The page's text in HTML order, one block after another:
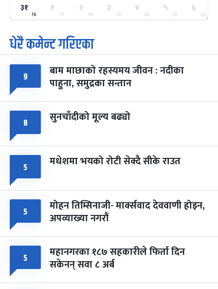
२५
मंगल
ग्याल्पो ल्होसार
फाल्गुन २५, २०८३ Mar 9, 2027
७ महिना बाँकी
७
आइत
पूर्णिमा व्रत
चैत्र ७, २०८३-Mar 21, 2027
८ फागुपूर्णिमा
चैत्र ८, २०८३-Mar 22, 2027
७ महिना बाँकी
३१
16
१
17
२
18
३
19
४
20
५
21
६
22
धेरै कमेन्ट गरिएका
९ बाम माछाको रहस्यमय जीवन : नदीका
पाहुना, समुद्रका सन्तान
८ सुनचाँदीको मूल्य बढ्यो
५ मधेशमा भयको रोटी सेक्दै सीके राउत
५ मोहन तिम्सिनाजी- मार्क्सवाद देववाणी होइन,
अपव्याख्या नगरौं
५ महानगरका १८७ सहकारीले फिर्ता दिन
सकेनन् सवा ८ अर्ब